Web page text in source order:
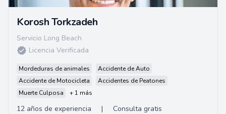
Korosh Torkzadeh
Servicio Long Beach
Licencia Verificada
Mordeduras de animales
Accidente de Auto
Accidente de Motocicleta
Accidentes de Peatones
Muerte Culposa
+ 1 más
12 años de experiencia |
Consulta gratis